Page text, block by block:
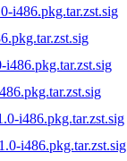
i486.pkg.tar.zst.sig
i486.pkg.tar.zst.sig
i486.pkg.tar.zst.sig